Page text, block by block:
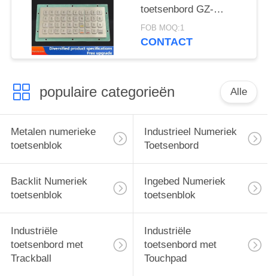
toetsenbord GZ-
C001055 R232
interface,USB
FOB MOQ:1
CONTACT
populaire categorieën Alle
Metalen numerieke
toetsenblok
Industrieel Numeriek
Toetsenbord
Backlit Numeriek
toetsenblok
Ingebed Numeriek
toetsenblok
Industriële
toetsenbord met
Trackball
Industriële
toetsenbord met
Touchpad